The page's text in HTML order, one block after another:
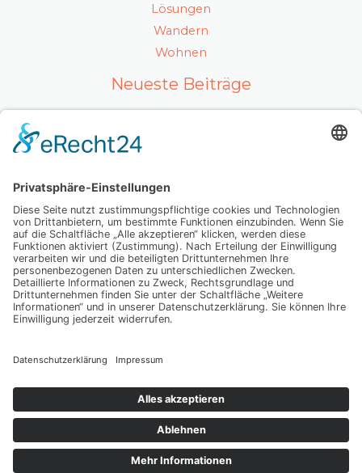
Lösungen
Wandern
Wohnen
Neueste Beiträge
Luxuriöses Haarvolumen ohne Kompromisse – so
Mit Ausstrahlung und Selbstvertrauen überzeugen
Wenn Abschiednehmen zur Herausforderung wird:
Was Sie wirklich wissen sollten
Dein Weg zu einer glatten Haut, die mehr als nur
oberflächlich überzeugt – spür den Unterschied
selbst
Copyright © 2026 Dein Lifecoaching
Datenschutz
Impressum